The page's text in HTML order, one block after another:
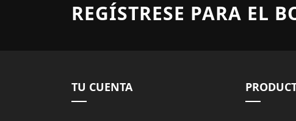
REGÍSTRESE PARA EL
TU CUENTA